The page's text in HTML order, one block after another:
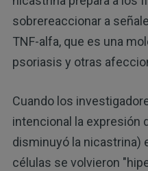
sobrereaccionar a
TNF-alfa, que es una
psoriasis y otras
Cuando los
intencional la expresión
disminuyó la nicastrina)
células se volvieron